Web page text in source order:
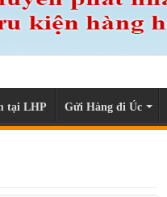
tại LHP Gửi Hàng đi Úc